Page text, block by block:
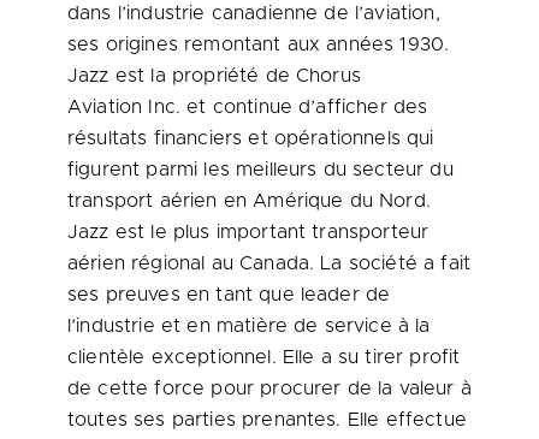
dans l’industrie canadienne de l’aviation,
ses origines remontant aux années 1930.
Jazz est la propriété de Chorus
Aviation Inc. et continue d’afficher des
résultats financiers et opérationnels qui
figurent parmi les meilleurs du secteur du
transport aérien en Amérique du Nord.
Jazz est le plus important transporteur
aérien régional auCanada. La société a fait
ses preuves en tant que leader de
l’industrie et en matière de service à la
clientèle exceptionnel. Elle a su tirer profit
de cette force pour procurer de la valeur à
toutes ses parties prenantes. Elle effectue